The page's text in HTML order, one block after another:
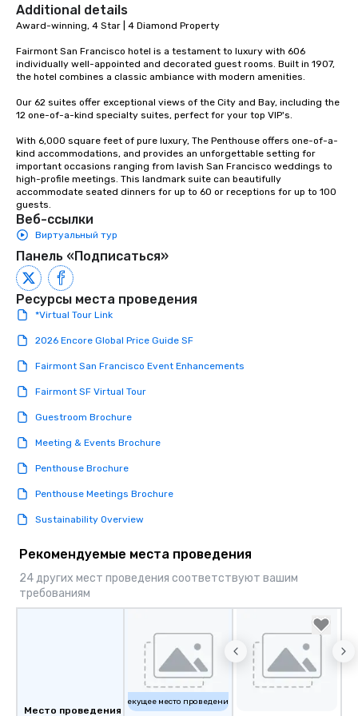
included. The only
are drinks. However,
provides guests a
at various stops. Build Your Network
Our exclusive
ultimate networking
a typical sit-down
to engage the person
have nothing to worry
remember to submit
date any dietary
allergies for anyone
Feel Like a VIP at
Smacking Foodie
Additional details
Award-winning, 4 Star | 4 Diamond Property
Fairmont San Francisco hotel is a testament to luxury with 606
individually well-appointed and decorated guest rooms. Built in 1907,
the hotel combines a classic ambiance with modern amenities.
Our 62 suites offer exceptional views of the City and Bay, including the
12 one-of-a-kind specialty suites, perfect for your top VIP's.
With 6,000 square feet of pure luxury, The Penthouse offers one-of-a-
kind accommodations, and provides an unforgettable setting for
important occasions ranging from lavish San Francisco weddings to
high-profile meetings. This landmark suite can beautifully
accommodate seated dinners for up to 60 or receptions for up to 100
guests.
Веб-ссылки
Виртуальный тур
Панель «Подписаться»
Ресурсы места проведения
*Virtual Tour Link
2026 Encore Global Price Guide SF
Fairmont San Francisco Event Enhancements
Fairmont SF Virtual Tour
Guestroom Brochure
Meeting & Events Brochure
Penthouse Brochure
Penthouse Meetings Brochure
Sustainability Overview
Рекомендуемые места проведения
24 других мест проведения соответствуют вашим
требованиям
Место проведения
Текущее место проведения